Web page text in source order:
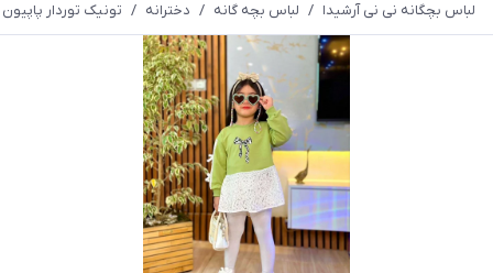
لباس بچگانه نی نی آرشیدا / لباس بچه گانه / دخترانه / تونیک توردار پاپیون کد